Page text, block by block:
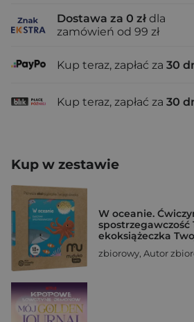
Dostawa za 0 zł dla
zamówień od 99 zł
Kup teraz, zapłać za 30
Kup teraz, zapłać za 30
Kup w zestawie
W oceanie.
spostrzegawczość
ekoksiążeczka
zbiorowy, Autor